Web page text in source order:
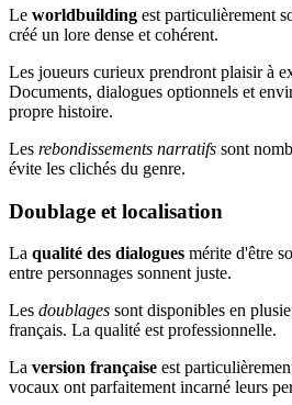
Le worldbuilding est particulièrement
créé un lore dense et cohérent.
Les joueurs curieux prendront plaisir à
Documents, dialogues optionnels et
propre histoire.
Les rebondissements narratifs sont
évite les clichés du genre.
Doublage et localisation
La qualité des dialogues mérite d'être
entre personnages sonnent juste.
Les doublages sont disponibles en
français. La qualité est professionnelle.
La version française est
vocaux ont parfaitement incarné leurs